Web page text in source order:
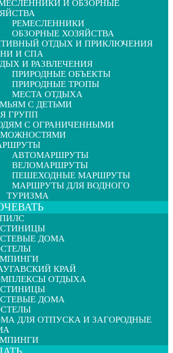
И ОБЗОРНЫЕ
РЕМЕСЛЕННИКИ
ОБЗОРНЫЕ ХОЗЯЙСТВА
ОТДЫХ И ПРИКЛЮЧЕНИЯ
И СПА
И РАЗВЛЕЧЕНИЯ
ПРИРОДНЫЕ ОБЪЕКТЫ
ПРИРОДНЫЕ ТРОПЫ
МЕСТА ОТДЫХА
С ДЕТЬМИ
ГРУПП
С ОГРАНИЧЕННЫМИ
АВТОМАРШРУТЫ
ВЕЛОМАРШРУТЫ
ПЕШЕХОДНЫЕ МАРШРУТЫ
МАРШРУТЫ ДЛЯ ВОДНОГО
ТУРИЗМА
ДОМА
КРАЙ
ОТДЫХА
ДОМА
ДЛЯ ОТПУСКА И ЗАГОРОДНЫЕ